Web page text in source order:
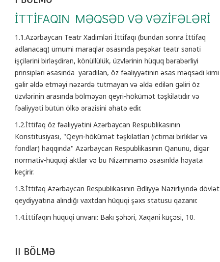
İTTİFAQIN MƏQSƏD VƏ VƏZİFƏLƏRİ
1.1.Azərbaycan Teatr Xadimləri İttifaqı (bundan sonra İttifaq
adlanacaq) ümumi maraqlar əsasında peşəkar teatr sənəti
işçilərini birləşdirən, könüllülük, üzvlərinin hüquq bərabərliyi
prinsipləri əsasında yaradılan, öz fəaliyyətinin əsas məqsədi kimi
gəlir əldə etməyi nəzərdə tutmayan və əldə edilən gəliri öz
üzvlərinin arasında bölməyən qeyri-hökümət təşkilatıdır və
fəaliyyəti bütün ölkə ərazisini əhatə edir.
1.2.İttifaq öz fəaliyyətini Azərbaycan Respublikasının
Konstitusiyası, "Qeyri-hökümət təşkilatları (ictimai birliklər və
fondlar) haqqında" Azərbaycan Respublikasının Qanunu, digər
normativ-hüquqi aktlar və bu Nizamnamə əsasınlda həyata
keçirir.
1.3.İttifaq Azərbaycan Respublikasının Ədliyyə Nazirliyində dövlət
qeydiyyatına alındığı vaxtdan hüquqi şəxs statusu qazanır.
1.4.İttifaqın hüquqi ünvanı: Bakı şəhəri, Xaqani küçəsi, 10.
II BÖLMƏ